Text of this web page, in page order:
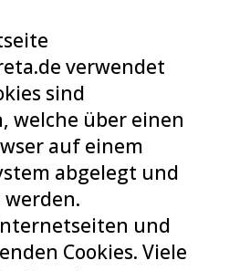
verwendet
sind
welche über einen
auf einem
abgelegt und
und
Cookies. Viele